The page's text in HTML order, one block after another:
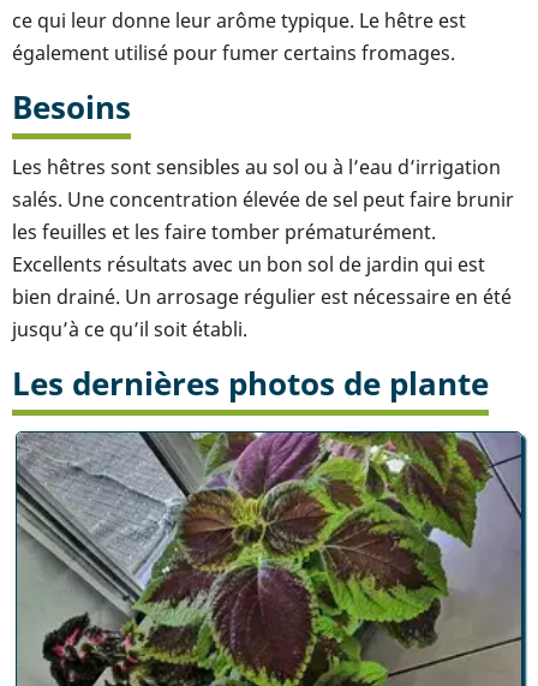
ce qui leur donne leur arôme typique. Le hêtre est
également utilisé pour fumer certains fromages.
Besoins
Les hêtres sont sensibles au sol ou à l’eau d’irrigation
salés. Une concentration élevée de sel peut faire brunir
les feuilles et les faire tomber prématurément.
Excellents résultats avec un bon sol de jardin qui est
bien drainé. Un arrosage régulier est nécessaire en été
jusqu’à ce qu’il soit établi.
Les dernières photos de plante